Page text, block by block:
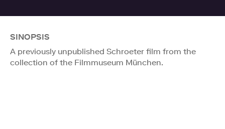
SINOPSIS
A previously unpublished Schroeter film from the
collection of the Filmmuseum München.